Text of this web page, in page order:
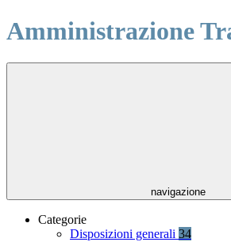
Amministrazione
navigazione
Categorie
Disposizioni generali 34